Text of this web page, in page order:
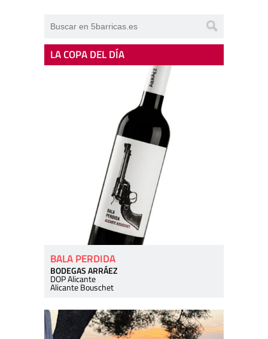
LA COPA DEL DÍA
BALA PERDIDA
BODEGAS ARRÁEZ
DOP Alicante
Alicante Bouschet